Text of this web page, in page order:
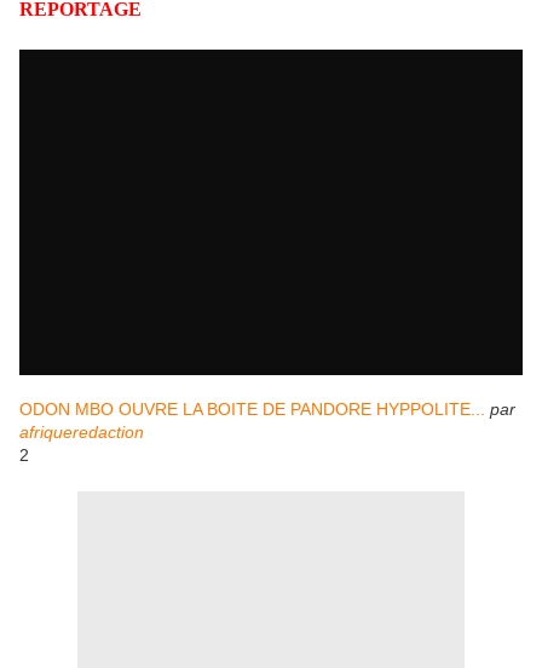
REPORTAGE
ODON MBO OUVRE LA BOITE DE PANDORE HYPPOLITE...
par
afriqueredaction
2